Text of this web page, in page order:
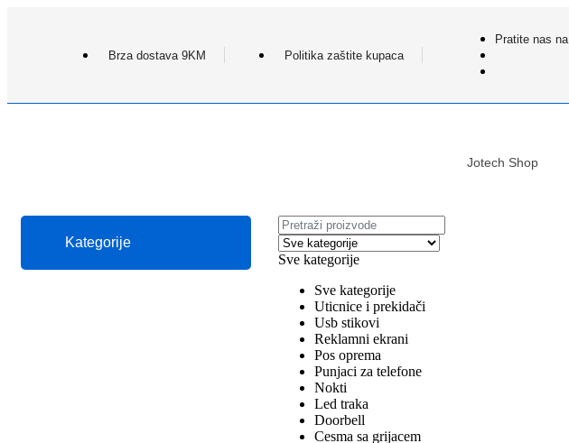
Brza dostava 9KM Politika zaštite kupaca
Pratite nas na
Jotech Shop
Kategorije
Sve kategorije
Sve kategorije
Uticnice i prekidači
Usb stikovi
Reklamni ekrani
Pos oprema
Punjaci za telefone
Nokti
Led traka
Doorbell
Cesma sa grijacem